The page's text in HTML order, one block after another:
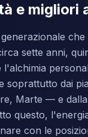
e migliori
che
sette anni,
soprattutto dai
Marte — e dalla
questo,
con le